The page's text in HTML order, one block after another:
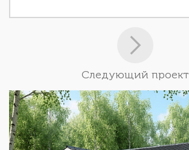
Следующий проект